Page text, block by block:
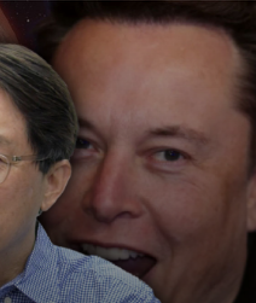
시절이 우리에게도 있었다. 그
는 어른들의 ‘애들 장난’은 그 자
되었다.어린아이처럼 생각하고
이다.아인슈타인은 "창의력을
개발해야 한다"고 했다. 피카소